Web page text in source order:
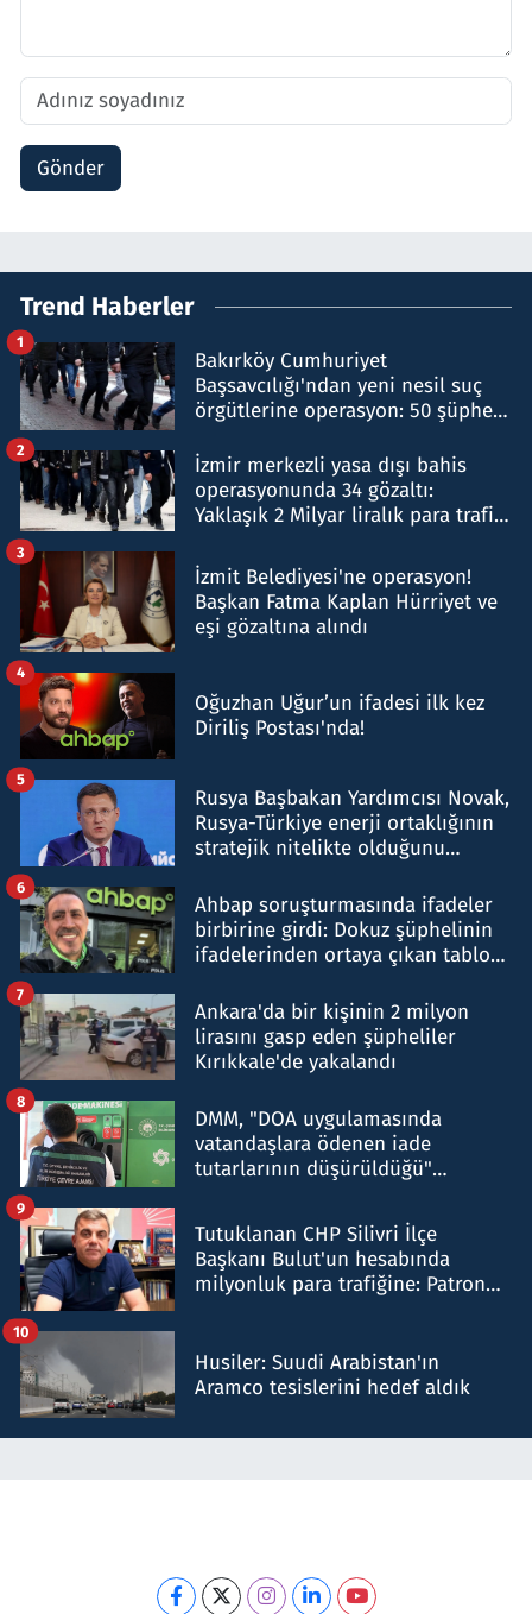
Gönder
Trend Haberler
Bakırköy Cumhuriyet
Başsavcılığı'ndan yeni nesil suç
örgütlerine operasyon: 50 şüpheli
1
İzmir merkezli yasa dışı bahis
operasyonunda 34 gözaltı:
Yaklaşık 2 Milyar liralık para trafiği
2
İzmit Belediyesi'ne operasyon!
Başkan Fatma Kaplan Hürriyet ve
eşi gözaltına alındı
3
Oğuzhan Uğur’un ifadesi ilk kez
Diriliş Postası'nda!
4
Rusya Başbakan Yardımcısı Novak,
Rusya-Türkiye enerji ortaklığının
stratejik nitelikte olduğunu
5
Ahbap soruşturmasında ifadeler
birbirine girdi: Dokuz şüphelinin
ifadelerinden ortaya çıkan tablo
6
Ankara'da bir kişinin 2 milyon
lirasını gasp eden şüpheliler
Kırıkkale'de yakalandı
7
DMM, "DOA uygulamasında
vatandaşlara ödenen iade
tutarlarının düşürüldüğü"
8
Tutuklanan CHP Silivri İlçe
Başkanı Bulut'un hesabında
milyonluk para trafiğine: Patron
9
Husiler: Suudi Arabistan'ın
Aramco tesislerini hedef aldık
10